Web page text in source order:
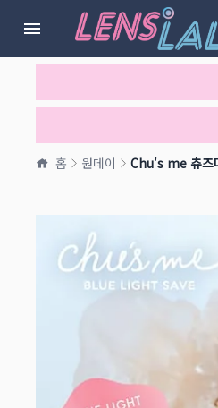
홈 원데이 Chu's me 츄즈